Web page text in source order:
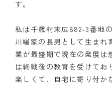
案内
例会場・事務局の案内
リンク集
情報公開
す。
私は千歳村末広882-3番地
川端家の長男として生まれ
業が最盛期で現在の発展は
は終戦後の教育を受けてお
楽しくて、自宅に寄り付か